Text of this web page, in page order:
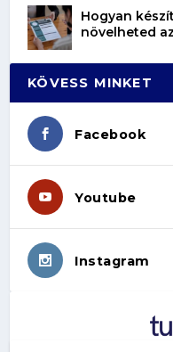
Hogyan
növelheted
KÖVESS MINKET
Facebook
Youtube
Instagram